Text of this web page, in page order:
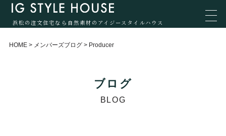
浜松の注文住宅なら自然素材のアイジースタイルハウス
HOME > メンバーズブログ > Producer
ブログ
BLOG